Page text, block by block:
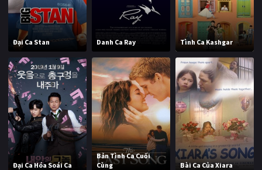
Đại Ca Stan Danh Ca Ray Tình Ca Kashgar
Đại Ca Hóa Soái Ca
Bản Tình Ca Cuối
Cùng
Bài Ca Của Xiara